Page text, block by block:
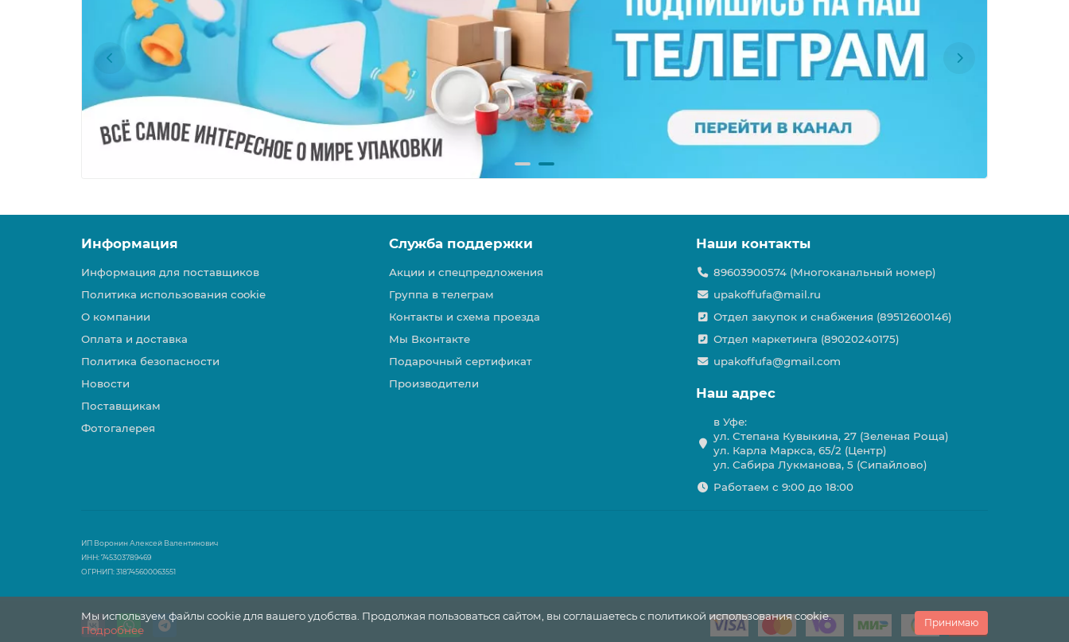
Мы используем файлы cookie для вашего удобства. Продолжая пользоваться сайтом, вы соглашаетесь с политикой использования cookie.
Подробнее
Принимаю
Информация
Информация для поставщиков
Политика использования cookie
О компании
Оплата и доставка
Политика безопасности
Новости
Поставщикам
Фотогалерея
Служба поддержки
Акции и спецпредложения
Группа в телеграм
Контакты и схема проезда
Мы Вконтакте
Подарочный сертификат
Производители
Наши контакты
89603900574 (Многоканальный номер)
upakoffufa@mail.ru
Отдел закупок и снабжения (89512600146)
Отдел маркетинга (89020240175)
upakoffufa@gmail.com
Наш адрес
в Уфе:
ул. Степана Кувыкина, 27 (Зеленая Роща)
ул. Карла Маркса, 65/2 (Центр)
ул. Сабира Лукманова, 5 (Сипайлово)
Работаем с 9:00 до 18:00
ИП Воронин Алексей Валентинович
ИНН: 745303789469
ОГРНИП: 318745600063551